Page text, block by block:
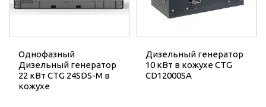
Однофазный
Дизельный генератор
22 кВт CTG 24SDS-M в
кожухе
Дизельный генератор
10 кВт в кожухе CTG
CD12000SA